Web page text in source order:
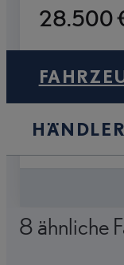
28.500
8 ähnliche